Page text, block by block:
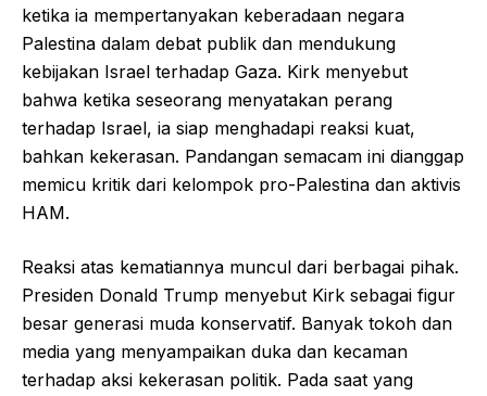
ketika ia mempertanyakan keberadaan negara
Palestina dalam debat publik dan mendukung
kebijakan Israel terhadap Gaza. Kirk menyebut
bahwa ketika seseorang menyatakan perang
terhadap Israel, ia siap menghadapi reaksi kuat,
bahkan kekerasan. Pandangan semacam ini dianggap
memicu kritik dari kelompok pro-Palestina dan aktivis
HAM.
Reaksi atas kematiannya muncul dari berbagai pihak.
Presiden Donald Trump menyebut Kirk sebagai figur
besar generasi muda konservatif. Banyak tokoh dan
media yang menyampaikan duka dan kecaman
terhadap aksi kekerasan politik. Pada saat yang